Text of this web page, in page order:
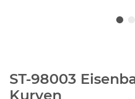
ST-98003
Kurven